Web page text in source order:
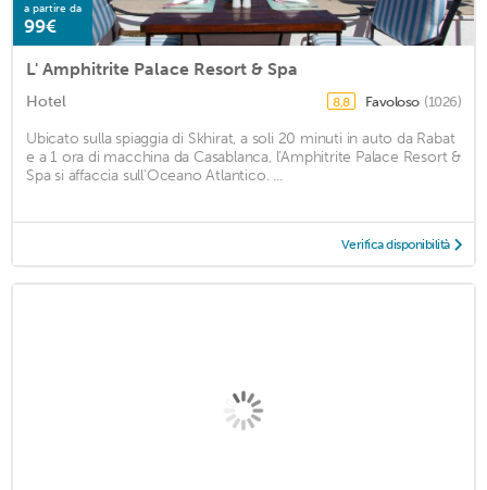
a partire da
99€
L' Amphitrite Palace Resort & Spa
Hotel 8,8 Favoloso (1026)
Ubicato sulla spiaggia di Skhirat, a soli 20 minuti in auto da Rabat
e a 1 ora di macchina da Casablanca, l'Amphitrite Palace Resort &
Spa si affaccia sull'Oceano Atlantico. ...
Verifica disponibilità